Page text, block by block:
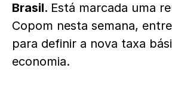
Brasil. Está marcada uma
Copom nesta semana,
para definir a nova taxa
economia.